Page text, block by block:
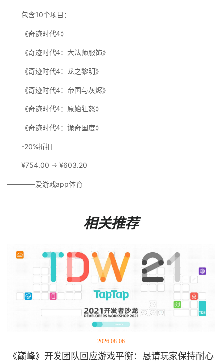
包含10个项目：
《奇迹时代4》
《奇迹时代4：大法师服饰》
《奇迹时代4：龙之黎明》
《奇迹时代4：帝国与灰烬》
《奇迹时代4：原始狂怒》
《奇迹时代4：诡奇国度》
-20%折扣
¥754.00 → ¥603.20
————爱游戏app体育
相关推荐
2026-08-06
《巅峰》开发团队回应游戏平衡：恳请玩家保持耐心